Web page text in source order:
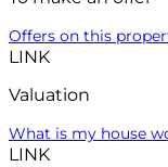
Offers on this
LINK
Valuation
What is my house
LINK